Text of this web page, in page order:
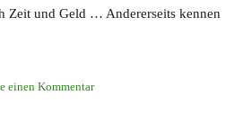
Zeit und Geld … Andererseits kennen
einen Kommentar